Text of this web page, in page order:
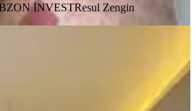
İNVESTResul Zengin
22.07.2026